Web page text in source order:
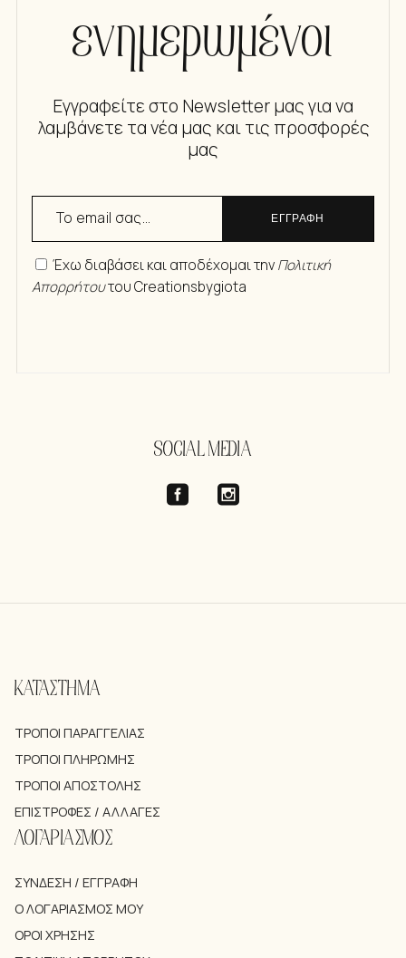
ενημερωμένοι
Εγγραφείτε στο Newsletter μας για να
λαμβάνετε τα νέα μας και τις προσφορές
μας
ΕΓΓΡΑΦΗ
Έχω διαβάσει και αποδέχομαι τηνΠολιτική
Απορρήτουτου Creationsbygiota
SOCIAL MEDIA
ΚΑΤΑΣΤΗΜΑ
ΤΡΌΠΟΙ ΠΑΡΑΓΓΕΛΊΑΣ
ΤΡΌΠΟΙ ΠΛΗΡΩΜΉΣ
ΤΡΌΠΟΙ ΑΠΟΣΤΟΛΉΣ
ΕΠΙΣΤΡΟΦΈΣ / ΑΛΛΑΓΈΣ
ΛΟΓΑΡΙΑΣΜΟΣ
ΣΎΝΔΕΣΗ / ΕΓΓΡΑΦΉ
Ο ΛΟΓΑΡΙΑΣΜΌΣ ΜΟΥ
ΌΡΟΙ ΧΡΉΣΗΣ